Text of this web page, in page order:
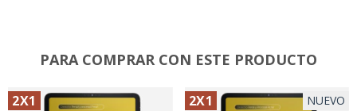
PARA COMPRAR CON ESTE PRODUCTO
2X1 2X1 NUEVO